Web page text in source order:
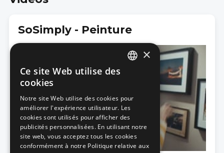
SoSimply - Peinture
×
Ce site Web utilise des
cookies
Notre site Web utilise des cookies pour
améliorer l'expérience utilisateur. Les
cookies sont utilisés pour afficher des
publicités personnalisées. En utilisant notre
site web, vous acceptez tous les cookies
conformément à notre Politique relative aux